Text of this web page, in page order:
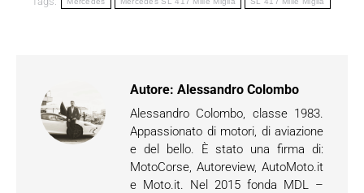
Autore: Alessandro Colombo
Alessandro Colombo, classe 1983.
Appassionato di motori, di aviazione
e del bello. È stato una firma di:
MotoCorse, Autoreview, AutoMoto.it
e Moto.it. Nel 2015 fonda MDL –